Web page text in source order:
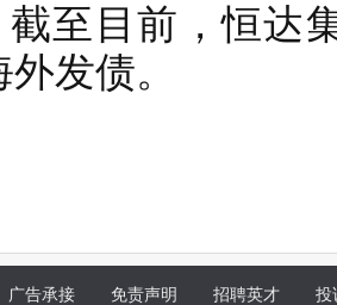
截至目前，恒达
发债。
广告承接 免责声明 招聘英才 投